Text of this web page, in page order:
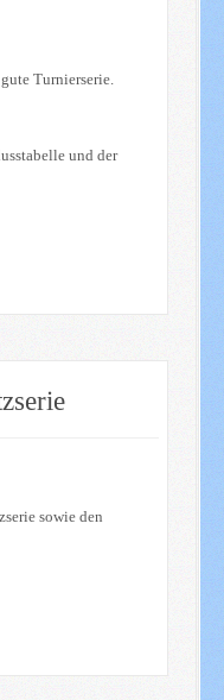
Turnierserie.
und der
sowie den